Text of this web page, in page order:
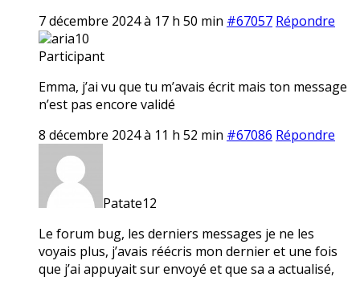
7 décembre 2024 à 17 h 50 min #67057 Répondre
aria10
Participant
Emma, j’ai vu que tu m’avais écrit mais ton message
n’est pas encore validé
8 décembre 2024 à 11 h 52 min #67086 Répondre
Patate12
Le forum bug, les derniers messages je ne les
voyais plus, j’avais réécris mon dernier et une fois
que j’ai appuyait sur envoyé et que sa a actualisé,